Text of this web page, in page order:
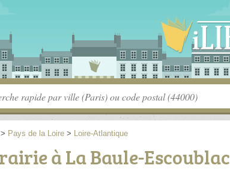
> Pays de la Loire > Loire-Atlantique
à La Baule-Escoublac